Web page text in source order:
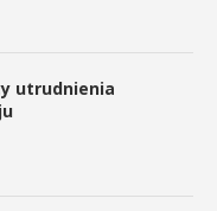
utrudnienia